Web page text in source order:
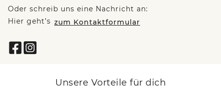
Oder schreib uns eine Nachricht an:
Hier geht’s zum Kontaktformular
Unsere Vorteile für dich